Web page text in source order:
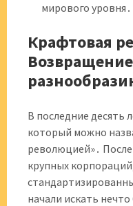
мирового уровня․
Крафтовая
В последние десять
который можно
революцией»․
крупных
начали искать